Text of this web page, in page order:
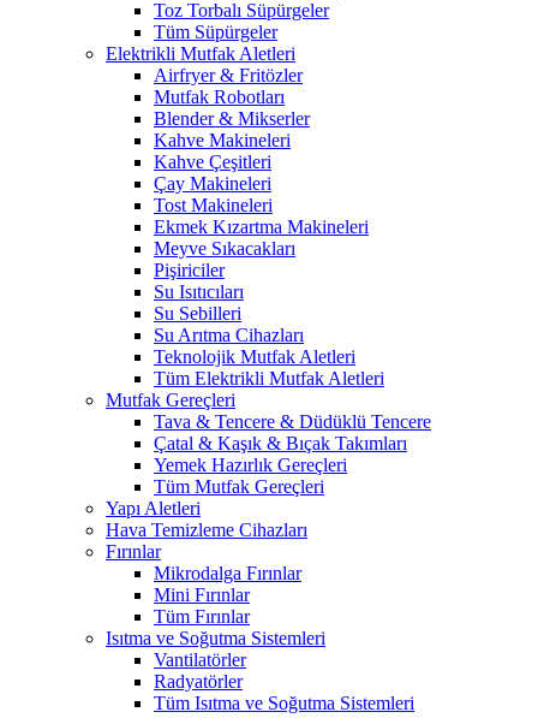
Toz Torbalı Süpürgeler
Tüm Süpürgeler
Elektrikli Mutfak Aletleri
Airfryer & Fritözler
Mutfak Robotları
Blender & Mikserler
Kahve Makineleri
Kahve Çeşitleri
Çay Makineleri
Tost Makineleri
Ekmek Kızartma Makineleri
Meyve Sıkacakları
Pişiriciler
Su Isıtıcıları
Su Sebilleri
Su Arıtma Cihazları
Teknolojik Mutfak Aletleri
Tüm Elektrikli Mutfak Aletleri
Mutfak Gereçleri
Tava & Tencere & Düdüklü Tencere
Çatal & Kaşık & Bıçak Takımları
Yemek Hazırlık Gereçleri
Tüm Mutfak Gereçleri
Yapı Aletleri
Hava Temizleme Cihazları
Fırınlar
Mikrodalga Fırınlar
Mini Fırınlar
Tüm Fırınlar
Isıtma ve Soğutma Sistemleri
Vantilatörler
Radyatörler
Tüm Isıtma ve Soğutma Sistemleri